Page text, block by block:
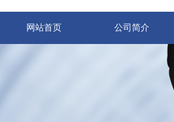
网站首页 公司简介